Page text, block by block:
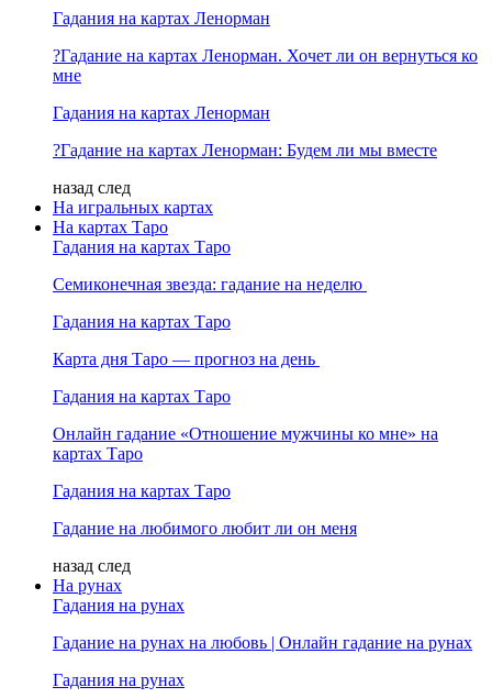
Гадания на картах Ленорман
?Гадание на картах Ленорман. Хочет ли он вернуться ко
мне
Гадания на картах Ленорман
?Гадание на картах Ленорман: Будем ли мы вместе
назад след
На игральных картах
На картах Таро
Гадания на картах Таро
Семиконечная звезда: гадание на неделю
Гадания на картах Таро
Карта дня Таро — прогноз на день
Гадания на картах Таро
Онлайн гадание «Отношение мужчины ко мне» на
картах Таро
Гадания на картах Таро
Гадание на любимого любит ли он меня
назад след
На рунах
Гадания на рунах
Гадание на рунах на любовь | Онлайн гадание на рунах
Гадания на рунах